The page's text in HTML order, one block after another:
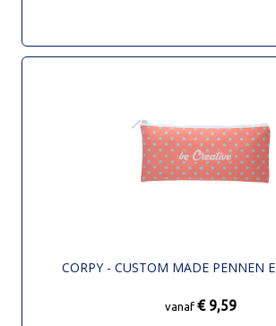
CORPY - CUSTOM MADE PENNEN
vanaf € 9,59